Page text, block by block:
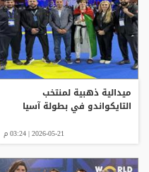
ميدالية ذهبية لمنتخب
التايكواندو في بطولة آسيا
2026-05-21 | 03:24 م